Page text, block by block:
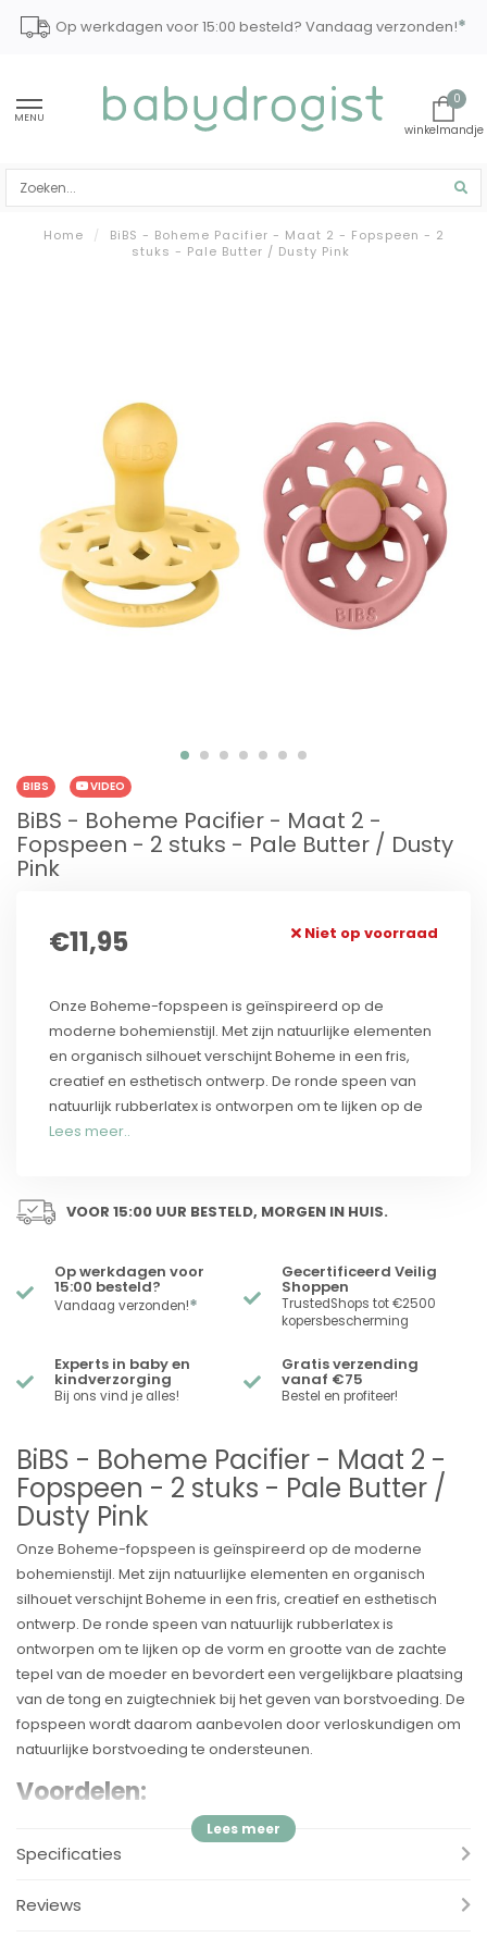
Op werkdagen voor 15:00 besteld? Vandaag verzonden!*
MENU
0
Home /
BiBS - Boheme Pacifier - Maat 2 - Fopspeen - 2
stuks - Pale Butter / Dusty Pink
BIBS VIDEO
BiBS - Boheme Pacifier - Maat 2 -
Fopspeen - 2 stuks - Pale Butter / Dusty
Pink
€11,95 Niet op voorraad
Onze Boheme-fopspeen is geïnspireerd op de
moderne bohemienstijl. Met zijn natuurlijke elementen
en organisch silhouet verschijnt Boheme in een fris,
creatief en esthetisch ontwerp. De ronde speen van
natuurlijk rubberlatex is ontworpen om te lijken op de
Lees meer..
VOOR 15:00 UUR BESTELD, MORGEN IN HUIS.
Op werkdagen voor
15:00 besteld?
Vandaag verzonden!*
Gecertificeerd Veilig
Shoppen
TrustedShops tot €2500
kopersbescherming
Experts in baby en
kindverzorging
Bij ons vind je alles!
Gratis verzending
vanaf €75
Bestel en profiteer!
BiBS - Boheme Pacifier - Maat 2 -
Fopspeen - 2 stuks - Pale Butter /
Dusty Pink
Onze Boheme-fopspeen is geïnspireerd op de moderne
bohemienstijl. Met zijn natuurlijke elementen en organisch
silhouet verschijnt Boheme in een fris, creatief en esthetisch
ontwerp. De ronde speen van natuurlijk rubberlatex is
ontworpen om te lijken op de vorm en grootte van de zachte
tepel van de moeder en bevordert een vergelijkbare plaatsing
van de tong en zuigtechniek bij het geven van borstvoeding. De
fopspeen wordt daarom aanbevolen door verloskundigen om
natuurlijke borstvoeding te ondersteunen.
Voordelen:
✓Verkrijgbaar in natuurrubberlatex
borstvoeding te ondersteunen
Specificaties
Reviews